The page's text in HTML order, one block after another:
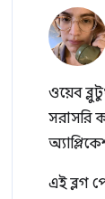
ওয়েব
সরাসরি
এই ব্লগ